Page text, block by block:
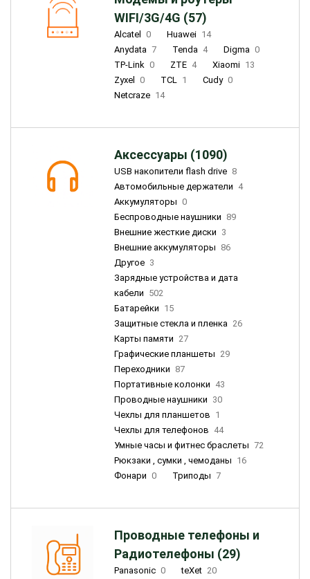
WIFI/3G/4G (57)
Alcatel 0 Huawei 14
Anydata 7 Tenda 4 Digma 0
TP-Link 0 ZTE 4 Xiaomi 13
Zyxel
0 TCL 1 Cudy 0
Netcraze 14
Аксессуары (1090)
USB накопители flash drive 8
Автомобильные держатели 4
Аккумуляторы 0
Беспроводные наушники 89
Внешние жесткие диски 3
Внешние аккумуляторы 86
Другое 3
Зарядные устройства и дата
кабели 502
Батарейки 15
Защитные стекла и пленка 26
Карты памяти 27
Графические планшеты 29
Переходники 87
Портативные колонки 43
Проводные наушники 30
Чехлы для планшетов 1
Чехлы для телефонов 44
Умные часы и фитнес браслеты 72
Рюкзаки , сумки , чемоданы 16
Фонари 0 Триподы 7
Проводные телефоны и
Радиотелефоны (29)
Panasonic 0 teXet 20